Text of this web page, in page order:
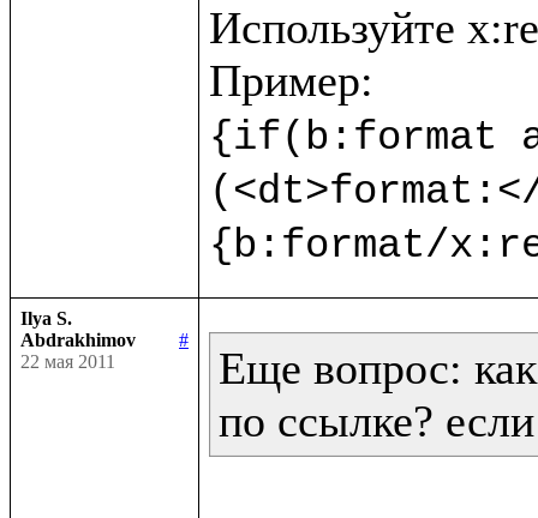
Используйте
{if(b:format
{b:format/
Ilya S.
Abdrakhimov
#
22 мая 2011
Еще вопрос:
по ссылке?